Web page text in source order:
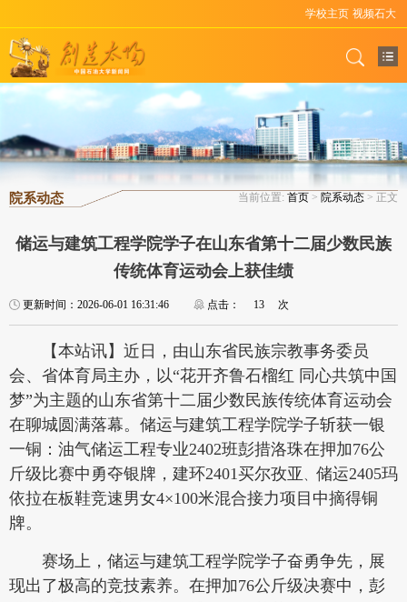
学校主页 视频石大
院系动态 当前位置: 首页 > 院系动态 > 正文
储运与建筑工程学院学子在山东省第十二届少数民族
传统体育运动会上获佳绩
更新时间：2026-06-01 16:31:46 点击： 13 次
【本站讯】近日，由山东省民族宗教事务委员
会、省体育局主办，以“花开齐鲁石榴红 同心共筑中国
梦”为主题的山东省第十二届少数民族传统体育运动会
在聊城圆满落幕。储运与建筑工程学院学子斩获一银
一铜：油气储运工程专业2402班彭措洛珠在押加76公
斤级比赛中勇夺银牌，建环2401买尔孜亚 、 储运2405玛
依拉在板鞋竞速男女4×100米混合接力项目中摘得铜
牌。
赛场上，储运与建筑工程学院学子奋勇争先，展
现出了极高的竞技素养。在押加76公斤级决赛中，彭